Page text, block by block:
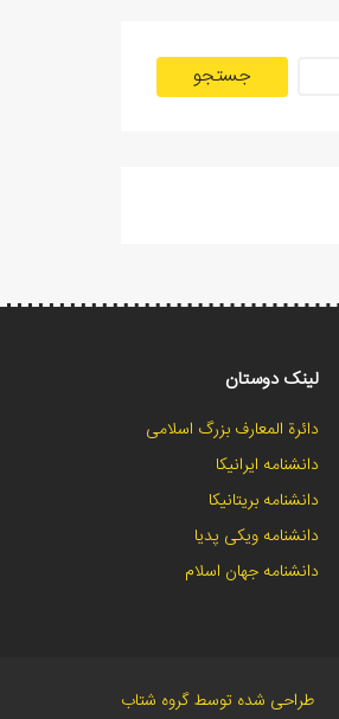
جستجو
لینک دوستان
دائرة المعارف بزرگ اسلامی
دانشنامه ایرانیکا
دانشنامه بریتانیکا
دانشنامه ویکی پدیا
دانشنامه جهان اسلام
طراحی شده توسط گروه شتاب